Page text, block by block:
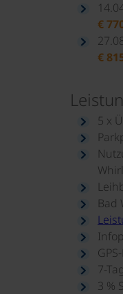
€
€
5 x
Bad
7-
3 %